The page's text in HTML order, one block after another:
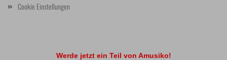
Cookie Einstellungen
Werde jetzt ein Teil von Amusiko!